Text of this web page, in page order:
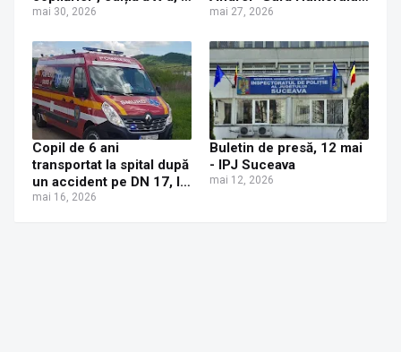
Centrul Școlar de
Andrei” Gura Humorului
mai 30, 2026
și Haute École Lucia de
mai 27, 2026
Copil de 6 ani
transportat la spital după
un accident pe DN 17, la
intrare în Gura
mai 16, 2026
Buletin de presă, 12 mai
- IPJ Suceava
mai 12, 2026